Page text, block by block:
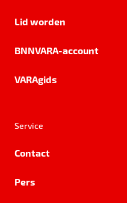
Lid worden
BNNVARA-account
VARAgids
Service
Contact
Pers